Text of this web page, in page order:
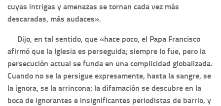
cuyas intrigas y amenazas se tornan cada vez más
descaradas, más audaces».
Dijo, en tal sentido, que «hace poco, el Papa Francisco
afirmó que la Iglesia es perseguida; siempre lo fue, pero la
persecución actual se funda en una complicidad globalizada.
Cuando no se la persigue expresamente, hasta la sangre, se
la ignora, se la arrincona; la difamación se descubre en la
boca de ignorantes e insignificantes periodistas de barrio, y